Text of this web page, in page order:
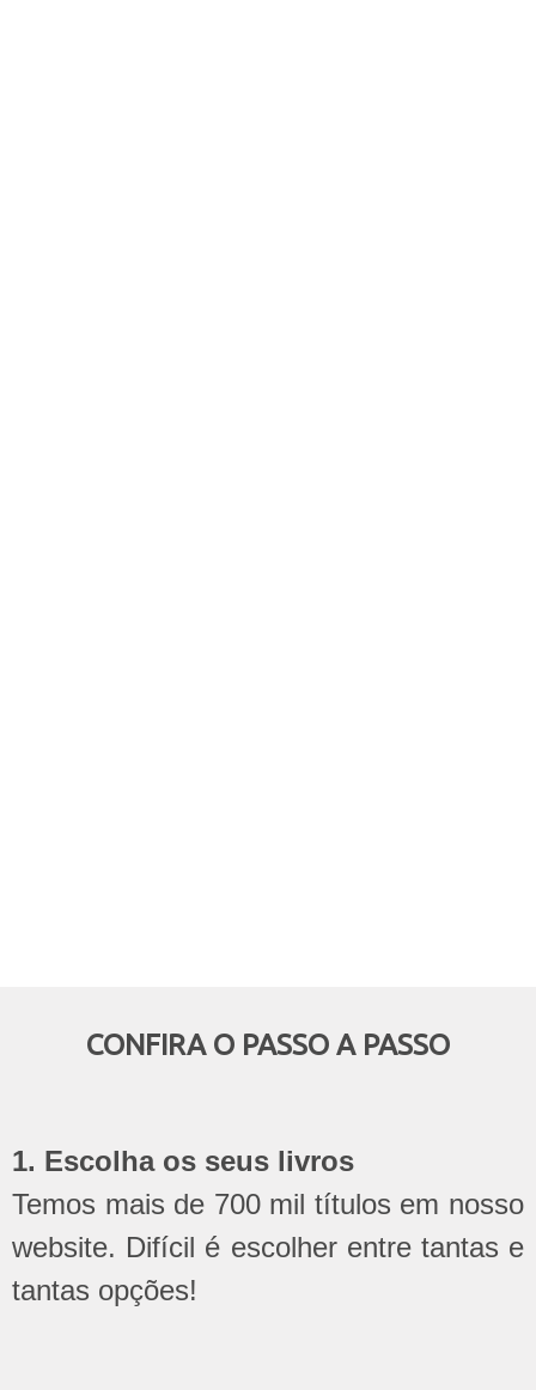
CONFIRA O PASSO A PASSO
1. Escolha os seus livros
Temos mais de 700 mil títulos em nosso
website. Difícil é escolher entre tantas e
tantas opções!